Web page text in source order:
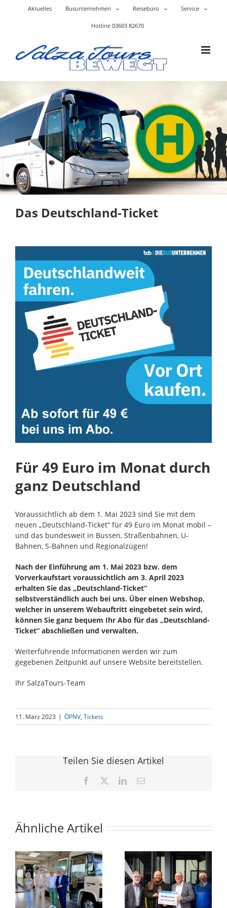
Aktuelles Busunternehmen Reisebüro Service
Hotline 03603 82670
Das Deutschland-Ticket
grösseres
Bild
Für 49 Euro im Monat durch
ganz Deutschland
Voraussichtlich ab dem 1. Mai 2023 sind Sie mit dem
neuen „Deutschland-Ticket“ für 49 Euro im Monat mobil –
und das bundesweit in Bussen, Straßenbahnen, U-
Bahnen, S-Bahnen und Regionalzügen!
Nach der Einführung am 1. Mai 2023 bzw. dem
Vorverkaufstart voraussichtlich am 3. April 2023
erhalten Sie das „Deutschland-Ticket“
selbstverständlich auch bei uns. Über einen Webshop,
welcher in unserem Webauftritt eingebetet sein wird,
können Sie ganz bequem Ihr Abo für das „Deutschland-
Ticket“ abschließen und verwalten.
Weiterführende Informationen werden wir zum
gegebenen Zeitpunkt auf unsere Website bereitstellen.
Ihr SalzaTours-Team
11. März 2023 | ÖPNV, Tickets
Teilen Sie diesen Artikel
Facebook LinkedIn
E-
Ähnliche Artikel
Minister
übergibt
Nahverkehr
günstig wie nie!